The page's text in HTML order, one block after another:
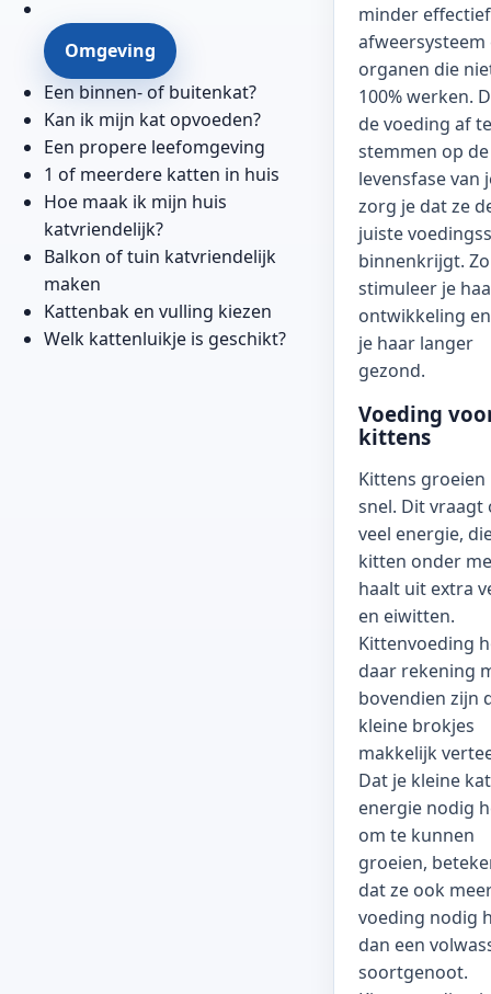
Omgeving
Een binnen- of buitenkat?
Kan ik mijn kat opvoeden?
Een propere leefomgeving
1 of meerdere katten in huis
Hoe maak ik mijn huis
katvriendelijk?
Balkon of tuin katvriendelijk
maken
Kattenbak en vulling kiezen
Welk kattenluikje is geschikt?
minder effectief
afweersysteem
organen die
100% werken.
de voeding af te
stemmen op de
levensfase van
zorg je dat ze
juiste
binnenkrijgt. Zo
stimuleer je
ontwikkeling
je haar langer
gezond.
Voeding
kittens
Kittens groeien
snel. Dit vraagt
veel energie,
kitten onder
haalt uit extra
en eiwitten.
Kittenvoeding
daar rekening
bovendien zijn
kleine brokjes
makkelijk
Dat je kleine
energie nodig
om te kunnen
groeien,
dat ze ook
voeding nodig
dan een
soortgenoot.